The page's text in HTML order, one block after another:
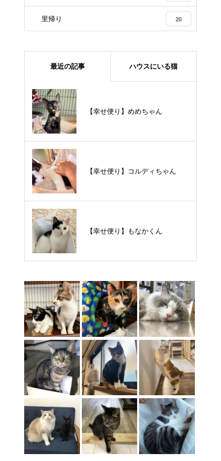
里帰り 20
最近の記事 ハウスにいる猫
【幸せ便り】めめちゃん
【幸せ便り】コルディちゃん
【幸せ便り】もなかくん
【里親様募集中】メメちゃん
【里親様募集中】スンスンちゃん
【里親様募集中】タルトくん